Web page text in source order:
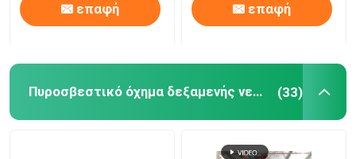
επαφή επαφή
Πυροσβεστικό όχημα δεξαμενής νερού (33)